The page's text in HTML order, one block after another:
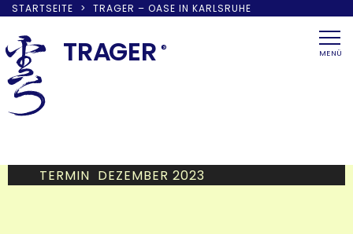
STARTSEITE > TRAGER – OASE IN KARLSRUHE
to
content
TRAGER ® MENÜ
TERMIN DEZEMBER 2023